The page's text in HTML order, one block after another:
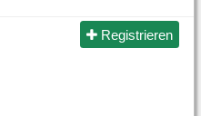
Registrieren